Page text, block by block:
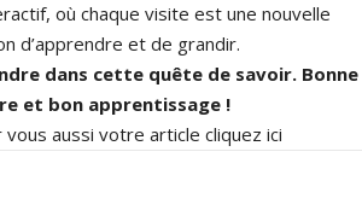
où chaque visite est une nouvelle
d’apprendre et de grandir.
dans cette quête de savoir. Bonne
et bon apprentissage !
vous aussi votre article cliquez ici